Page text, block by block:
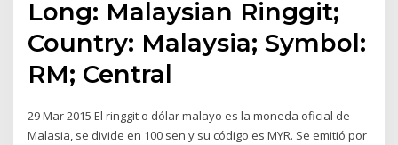
Long: Malaysian Ringgit;
Country: Malaysia; Symbol:
RM; Central
29 Mar 2015 El ringgit o dólar malayo es la moneda oficial de
Malasia, se divide en 100 sen y su código es MYR. Se emitió por